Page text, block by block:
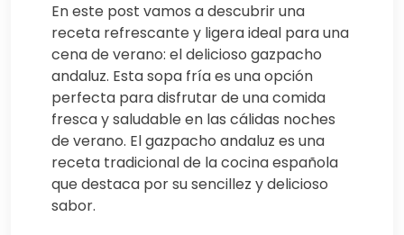
En este post vamos a descubrir una
receta refrescante y ligera ideal para una
cena de verano: el delicioso gazpacho
andaluz. Esta sopa fría es una opción
perfecta para disfrutar de una comida
fresca y saludable en las cálidas noches
de verano. El gazpacho andaluz es una
receta tradicional de la cocina española
que destaca por su sencillez y delicioso
sabor.